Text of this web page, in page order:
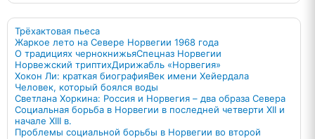
Трёхактовая пьеса
Жаркое лето на Севере Норвегии 1968 года
О традициях чернокнижьяСпецназ Норвегии
Норвежский триптихДирижабль «Норвегия»
Хокон Ли: краткая биографияВек имени Хейердала
Человек, который боялся воды
Светлана Хоркина: Россия и Норвегия – два образа Севера
Социальная борьба в Норвегии в последней четверти XII и
начале XIII в.
Проблемы социальной борьбы в Норвегии во второй